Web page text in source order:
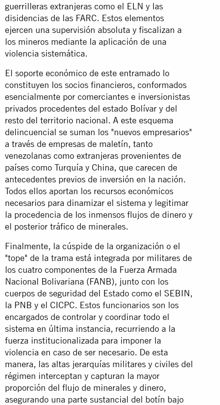
guerrilleras extranjeras como el ELN y las
disidencias de las FARC. Estos elementos
ejercen una supervisión absoluta y fiscalizan a
los mineros mediante la aplicación de una
violencia sistemática.
El soporte económico de este entramado lo
constituyen los socios financieros, conformados
esencialmente por comerciantes e inversionistas
privados procedentes del estado Bolívar y del
resto del territorio nacional. A este esquema
delincuencial se suman los "nuevos empresarios"
a través de empresas de maletín, tanto
venezolanas como extranjeras provenientes de
países como Turquía y China, que carecen de
antecedentes previos de inversión en la nación.
Todos ellos aportan los recursos económicos
necesarios para dinamizar el sistema y legitimar
la procedencia de los inmensos flujos de dinero y
el posterior tráfico de minerales.
Finalmente, la cúspide de la organización o el
"tope" de la trama está integrada por militares de
los cuatro componentes de la Fuerza Armada
Nacional Bolivariana (FANB), junto con los
cuerpos de seguridad del Estado como el SEBIN,
la PNB y el CICPC. Estos funcionarios son los
encargados de controlar y coordinar todo el
sistema en última instancia, recurriendo a la
fuerza institucionalizada para imponer la
violencia en caso de ser necesario. De esta
manera, las altas jerarquías militares y civiles del
régimen interceptan y capturan la mayor
proporción del flujo de minerales y dinero,
asegurando una parte sustancial del botín bajo